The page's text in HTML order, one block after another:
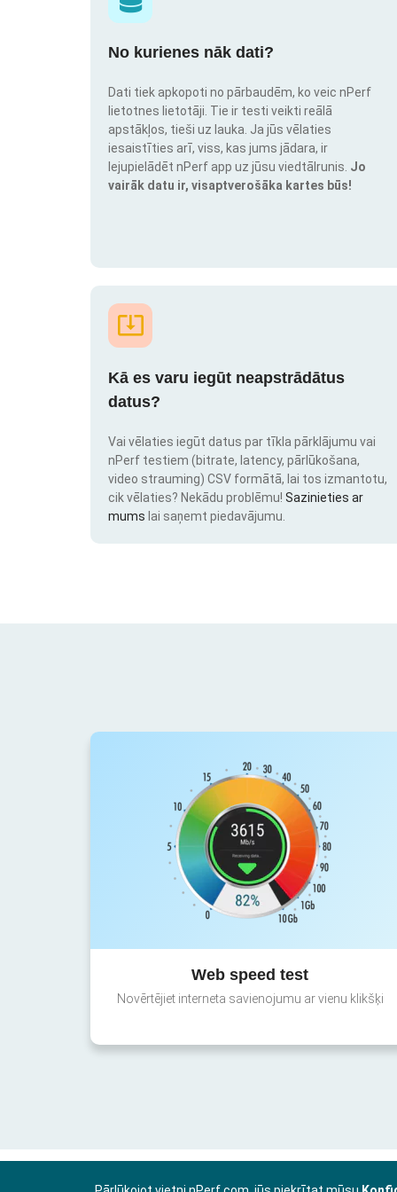
No kurienes nāk dati?
Dati tiek apkopoti no pārbaudēm, ko veic nPerf
lietotnes lietotāji. Tie ir testi veikti reālā
apstākļos, tieši uz lauka. Ja jūs vēlaties
iesaistīties arī, viss, kas jums jādara, ir
lejupielādēt nPerf app uz jūsu viedtālrunis. Jo
vairāk datu ir, visaptverošāka kartes būs!
Kā es varu iegūt neapstrādātus
datus?
Vai vēlaties iegūt datus par tīkla pārklājumu vai
nPerf testiem (bitrate, latency, pārlūkošana,
video strauming) CSV formātā, lai tos izmantotu,
cik vēlaties? Nekādu problēmu! Sazinieties ar
mums lai saņemt piedavājumu.
Web speed test
Novērtējiet interneta savienojumu ar vienu klikšķi